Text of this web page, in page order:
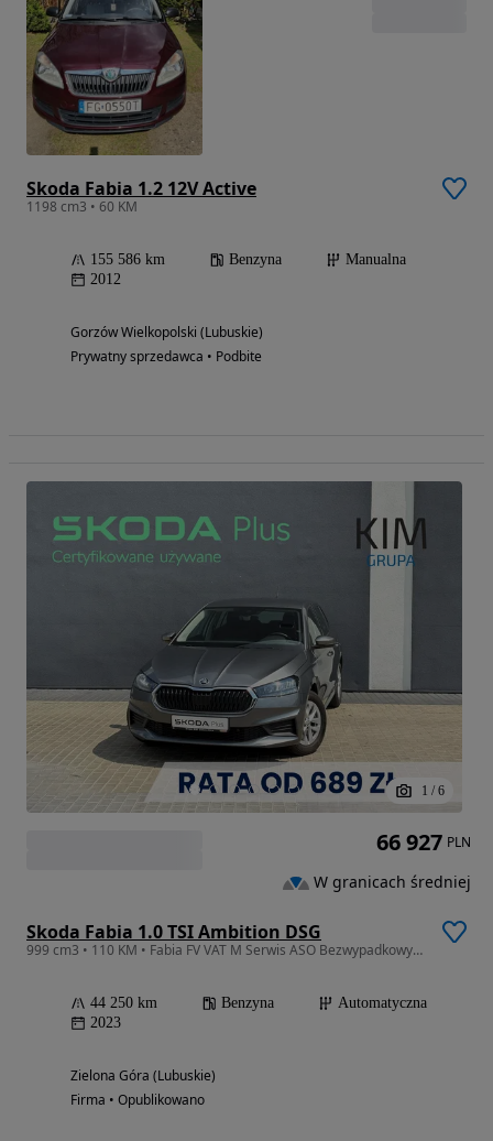
Skoda Fabia 1.2 12V Active
1198 cm3 • 60 KM
155 586 km Benzyna
Manualna
2012
Gorzów Wielkopolski (Lubuskie)
Prywatny sprzedawca • Podbite
1 / 6
Skoda Fabia 1.0 TSI Ambition DSG
999 cm3 • 110 KM • Fabia FV VAT M Serwis ASO Bezwypadkowy Gwarancja
44 250 km Benzyna
Automatyczna
2023
Zielona Góra (Lubuskie)
Firma • Opublikowano
66 927 PLN
W granicach średniej